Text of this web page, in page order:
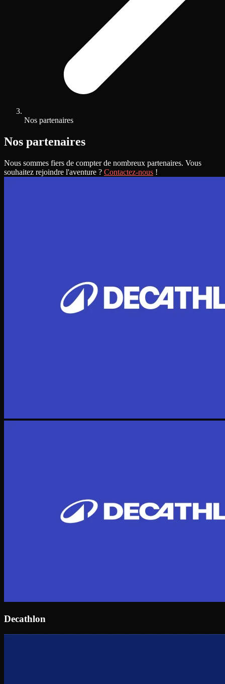
Nos partenaires
Nos partenaires
Nous sommes fiers de compter de nombreux partenaires. Vous
souhaitez rejoindre l'aventure ? Contactez-nous !
Decathlon